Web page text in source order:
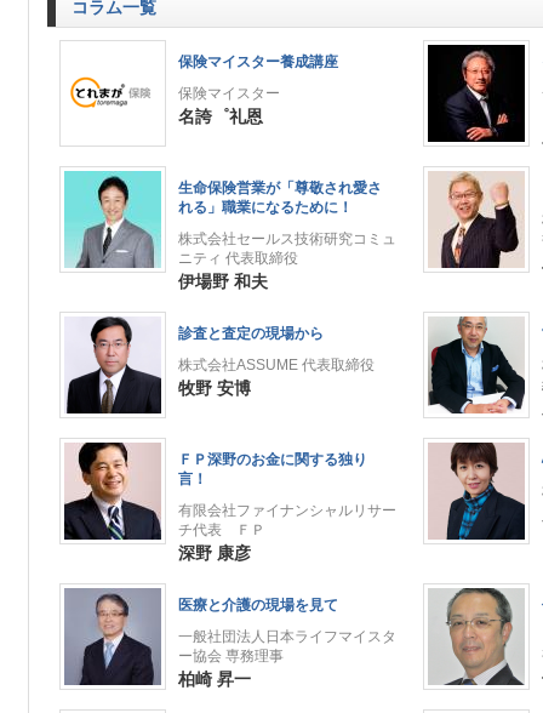
コラム一覧
保険マイスター養成講座
保険マイスター
名誇゜礼恩
生命保険営業が「尊敬され愛さ
れる」職業になるために！
株式会社セールス技術研究コミュ
ニティ 代表取締役
伊場野 和夫
診査と査定の現場から
株式会社ASSUME 代表取締役
牧野 安博
ＦＰ深野のお金に関する独り
言！
有限会社ファイナンシャルリサー
チ代表 ＦＰ
深野 康彦
医療と介護の現場を見て
一般社団法人日本ライフマイスタ
ー協会 専務理事
柏崎 昇一